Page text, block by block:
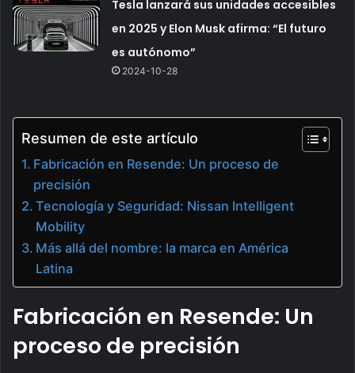
Tesla lanzará sus unidades accesibles
en 2025 y Elon Musk afirma: “El futuro
es autónomo”
2024-10-28
Resumen de este artículo
Fabricación en Resende: Un proceso de
precisión
Tecnología y Seguridad: Nissan Intelligent
Mobility
Más allá del nombre: la marca en América
Latina
Fabricación en Resende: Un
proceso de precisión